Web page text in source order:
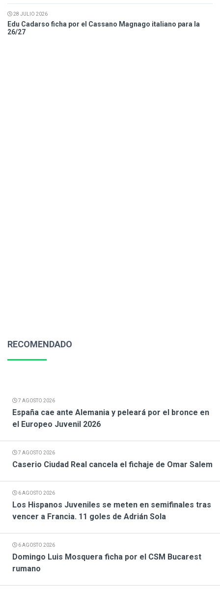
28 JULIO 2026
Edu Cadarso ficha por el Cassano Magnago italiano para la
26/27
RECOMENDADO
7 AGOSTO 2026
España cae ante Alemania y peleará por el bronce en
el Europeo Juvenil 2026
7 AGOSTO 2026
Caserio Ciudad Real cancela el fichaje de Omar Salem
6 AGOSTO 2026
Los Hispanos Juveniles se meten en semifinales tras
vencer a Francia. 11 goles de Adrián Sola
6 AGOSTO 2026
Domingo Luis Mosquera ficha por el CSM Bucarest
rumano